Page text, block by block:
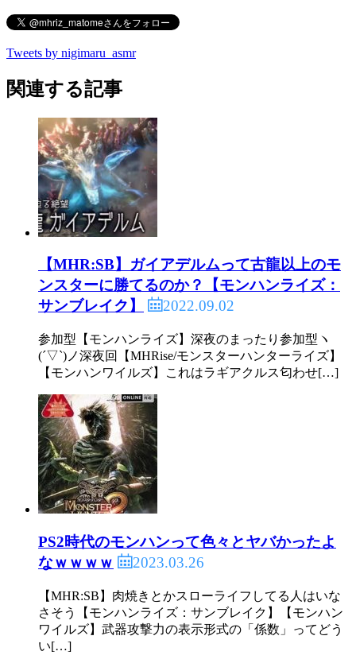
Tweets by nigimaru_asmr
関連する記事
【MHR:SB】ガイアデルムって古龍以上のモ
ンスターに勝てるのか？【モンハンライズ：
サンブレイク】
2022.09.02
参加型【モンハンライズ】深夜のまったり参加型ヽ
(´▽`)ノ深夜回【MHRise/モンスターハンターライズ】
【モンハンワイルズ】これはラギアクルス匂わせ[…]
PS2時代のモンハンって色々とヤバかったよ
なｗｗｗｗ
2023.03.26
【MHR:SB】肉焼きとかスローライフしてる人はいな
さそう【モンハンライズ：サンブレイク】【モンハン
ワイルズ】武器攻撃力の表示形式の「係数」ってどう
い[…]